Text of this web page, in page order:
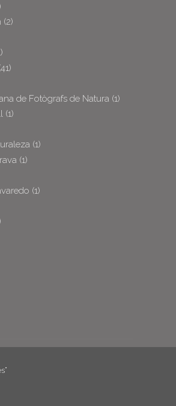
(2)
de Fotògrafs de Natura (1)
(1)
(1)
(1)
(1)